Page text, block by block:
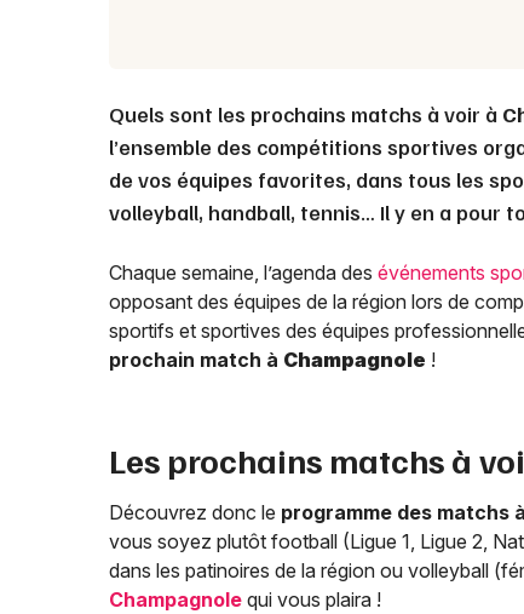
Quels sont les prochains matchs à voir à
l’ensemble des compétitions sportives
de vos équipes favorites, dans tous les
volleyball, handball, tennis… Il y en a pour
Chaque semaine, l’agenda des événements
opposant des équipes de la région lors de
sportifs et sportives des équipes
prochain match à Champagnole !
Les prochains matchs à
Découvrez donc le programme des matchs à
vous soyez plutôt football (Ligue 1, Ligue 2,
dans les patinoires de la région ou volleyball
Champagnole qui vous plaira !